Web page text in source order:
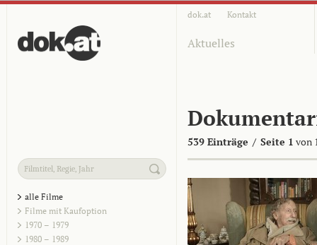
dok.at Kontakt
Aktuelles
539 Einträge / Seite 1 von
alle Filme
Filme mit Kaufoption
1970 – 1979
1980 – 1989